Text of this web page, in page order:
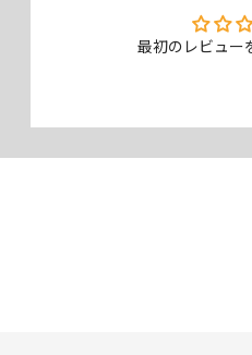
の＜クラリーノ®
最初のレビュー